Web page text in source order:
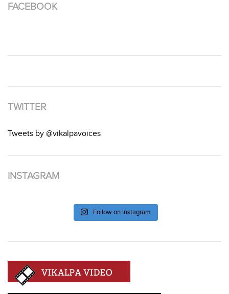
FACEBOOK
TWITTER
Tweets by @vikalpavoices
INSTAGRAM
Follow on Instagram